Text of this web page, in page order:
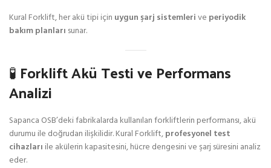
Kural Forklift, her akü tipi için uygun şarj sistemlerive periyodik
bakım planları sunar.
🧪 Forklift Akü Testi ve Performans
Analizi
Sapanca OSB’deki fabrikalarda kullanılan forkliftlerin performansı, akü
durumu ile doğrudan ilişkilidir. Kural Forklift,profesyonel test
cihazları ile akülerin kapasitesini, hücre dengesini ve şarj süresini analiz
eder.